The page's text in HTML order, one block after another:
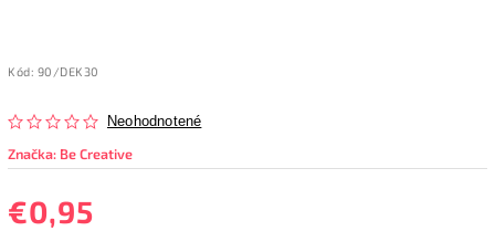
Kód: 90/DEK30
Neohodnotené
Značka: Be Creative
€0,95